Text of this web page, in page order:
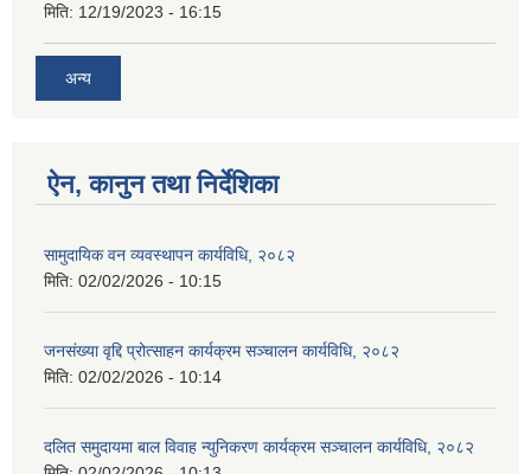
मिति: 12/19/2023 - 16:15
अन्य
ऐन, कानुन तथा निर्देशिका
सामुदायिक वन व्यवस्थापन कार्यविधि, २०८२
मिति: 02/02/2026 - 10:15
जनसंख्या वृद्दि प्रोत्साहन कार्यक्रम सञ्‍चालन कार्यविधि, २०८२
मिति: 02/02/2026 - 10:14
दलित समुदायमा बाल विवाह न्युनिकरण कार्यक्रम सञ्‍चालन कार्यविधि, २०८२